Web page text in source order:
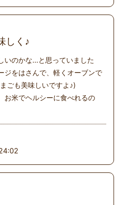
しく♪
いのかな…と思っていました
ジをはさんで、軽くオーブンで
ごも美味しいですよ♪)
お米でヘルシーに食べれるの